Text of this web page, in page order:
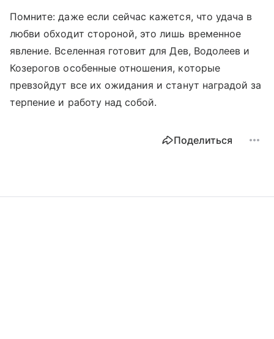
Помните: даже если сейчас кажется, что удача в
любви обходит стороной, это лишь временное
явление. Вселенная готовит для Дев, Водолеев и
Козерогов особенные отношения, которые
превзойдут все их ожидания и станут наградой за
терпение и работу над собой.
Поделиться